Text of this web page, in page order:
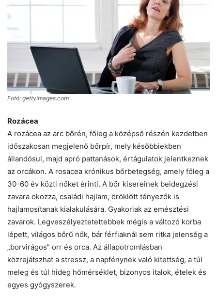
Fotó: gettyimages.com
Rozácea
A rozácea az arc bőrén, főleg a középső részén kezdetben
időszakosan megjelenő bőrpír, mely későbbiekben
állandósul, majd apró pattanások, értágulatok jelentkeznek
az orcákon. A rosacea krónikus bőrbetegség, amely főleg a
30-60 év közti nőket érinti. A bőr kisereinek beidegzési
zavara okozza, családi hajlam, öröklött tényezők is
hajlamosítanak kialakulására. Gyakoriak az emésztési
zavarok. Legveszélyeztetettebbek mégis a változó korba
lépett, világos bőrű nők, bár férfiaknál sem ritka jelenség a
„borvirágos” orr és orca. Az állapotromlásban
közrejátszhat a stressz, a napfénynek való kitettség, a túl
meleg és túl hideg hőmérséklet, bizonyos italok, ételek és
egyes gyógyszerek.